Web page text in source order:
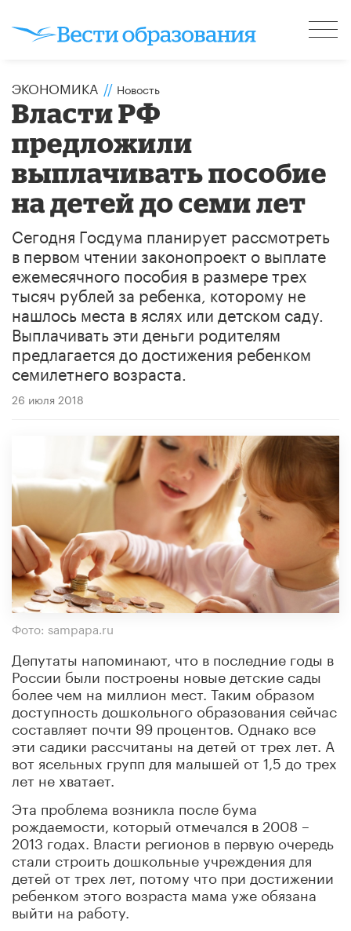
ЭКОНОМИКА // Новость
Власти РФ
предложили
выплачивать пособие
на детей до семи лет
Сегодня Госдума планирует рассмотреть
в первом чтении законопроект о выплате
ежемесячного пособия в размере трех
тысяч рублей за ребенка, которому не
нашлось места в яслях или детском саду.
Выплачивать эти деньги родителям
предлагается до достижения ребенком
семилетнего возраста.
26 июля 2018
Фото: sampapa.ru
Депутаты напоминают, что в последние годы в
России были построены новые детские сады
более чем на миллион мест. Таким образом
доступность дошкольного образования сейчас
составляет почти 99 процентов. Однако все
эти садики рассчитаны на детей от трех лет. А
вот ясельных групп для малышей от 1,5 до трех
лет не хватает.
Эта проблема возникла после бума
рождаемости, который отмечался в 2008 –
2013 годах. Власти регионов в первую очередь
стали строить дошкольные учреждения для
детей от трех лет, потому что при достижении
ребенком этого возраста мама уже обязана
выйти на работу.